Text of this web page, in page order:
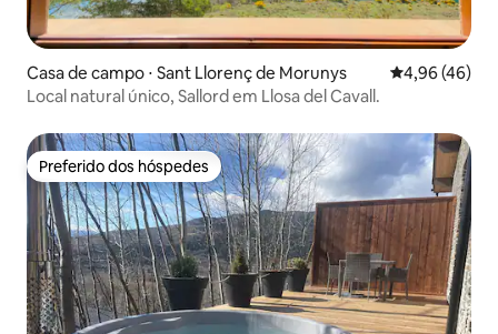
Casa de campo ⋅ Sant Llorenç de Morunys 4,96 de uma
4,96 (46)
Local natural único, Sallord em Llosa del Cavall.
Preferido dos hóspedes
Preferido dos hóspedes